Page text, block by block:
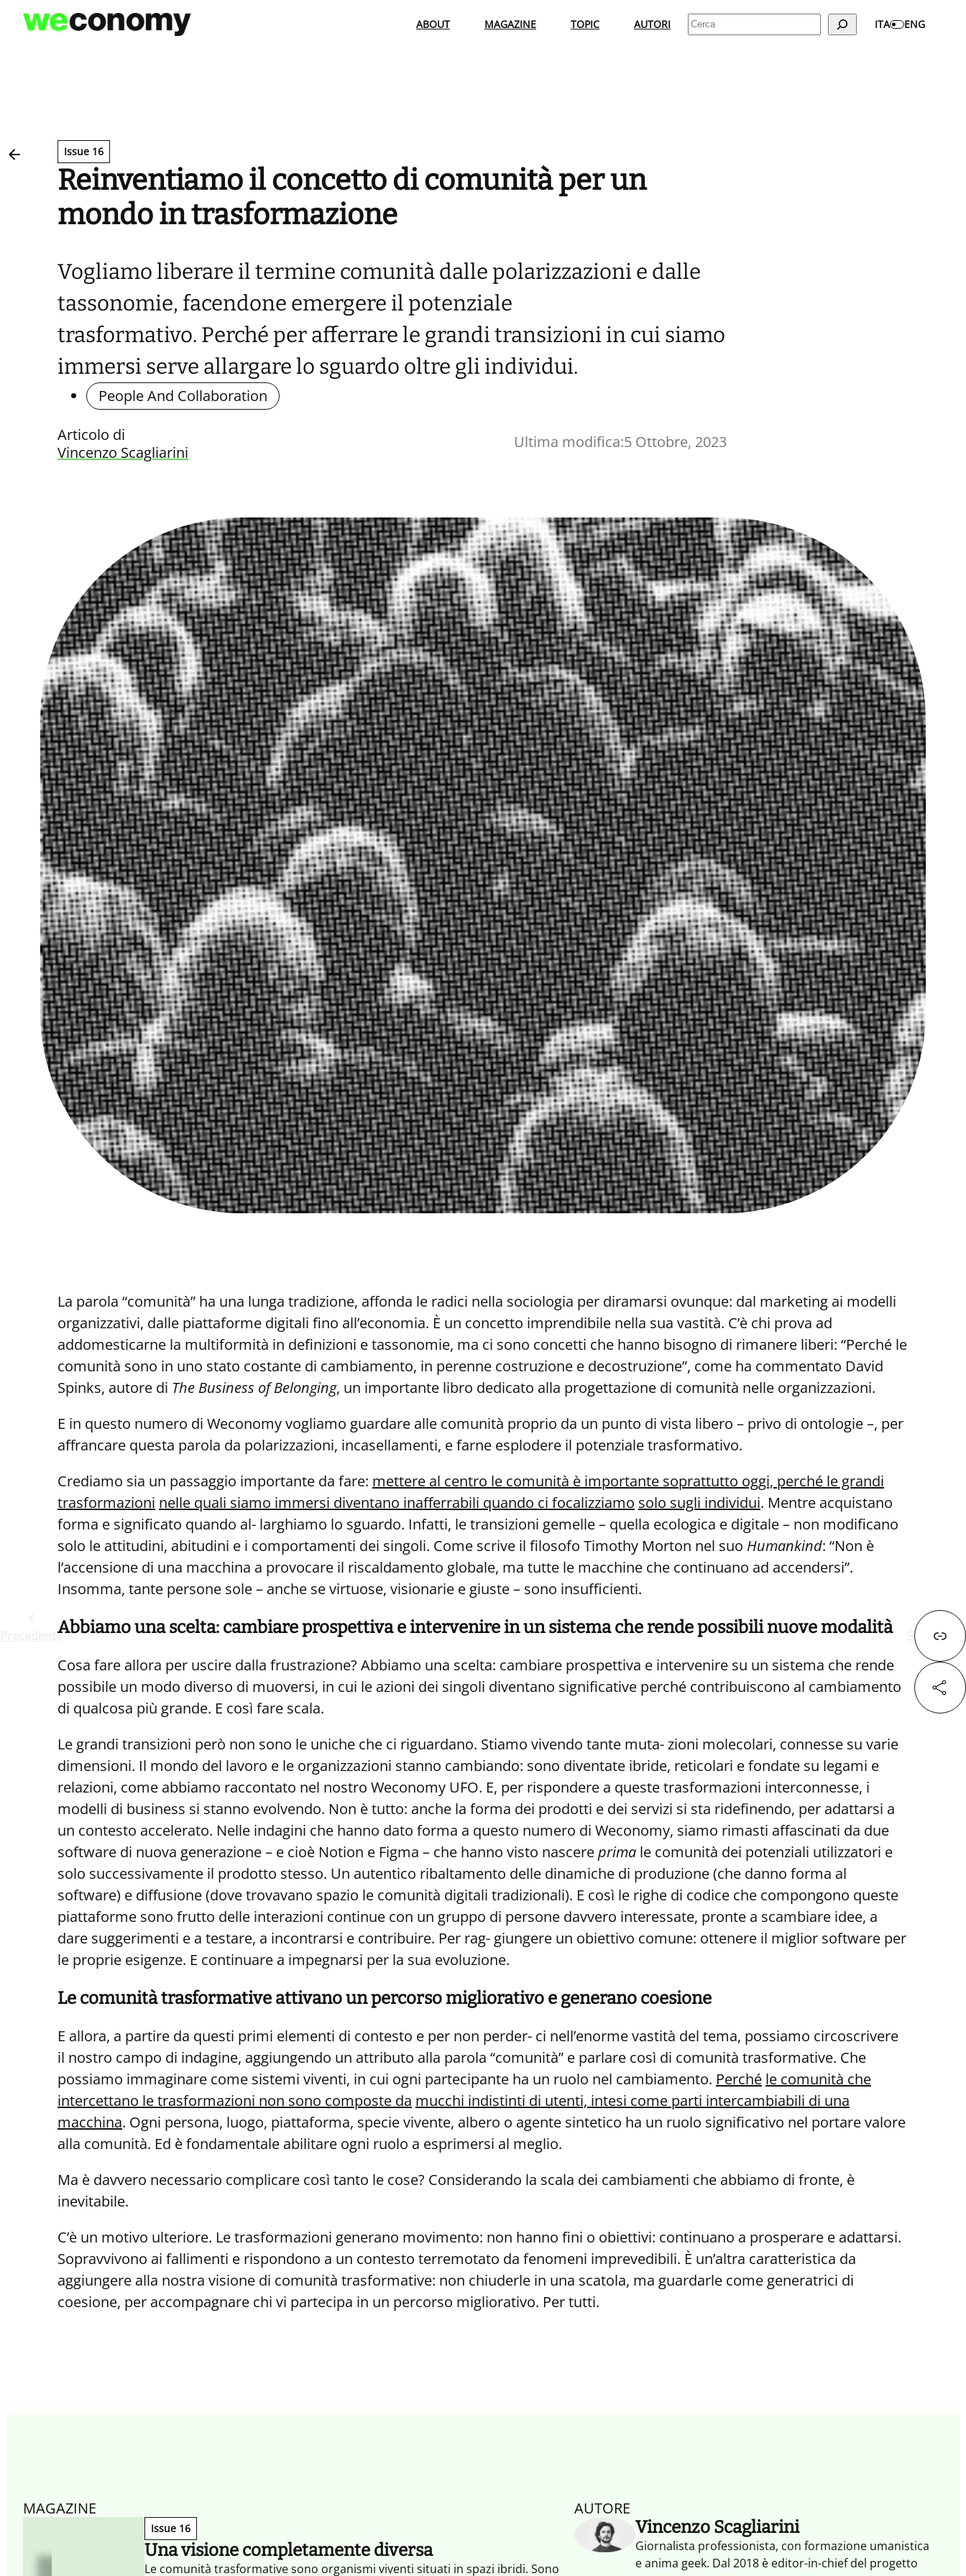
Vai
ABOUT MAGAZINE TOPIC AUTORI Cerca ITA ENG
Issue 16
Reinventiamo il concetto di comunità per un
mondo in trasformazione
Vogliamo liberare il termine comunità dalle polarizzazioni e dalle
tassonomie, facendone emergere il potenziale
trasformativo. Perché per afferrare le grandi transizioni in cui siamo
immersi serve allargare lo sguardo oltre gli individui.
People And Collaboration
Articolo di
Vincenzo Scagliarini
Ultima modifica:5 Ottobre, 2023
La parola “comunità” ha una lunga tradizione, affonda le radici nella sociologia per diramarsi ovunque: dal marketing ai modelli
organizzativi, dalle piattaforme digitali fino all’economia. È un concetto imprendibile nella sua vastità. C’è chi prova ad
addomesticarne la multiformità in definizioni e tassonomie, ma ci sono concetti che hanno bisogno di rimanere liberi: “Perché le
comunità sono in uno stato costante di cambiamento, in perenne costruzione e decostruzione”, come ha commentato David
Spinks, autore di The Business of Belonging, un importante libro dedicato alla progettazione di comunità nelle organizzazioni.
E in questo numero di Weconomy vogliamo guardare alle comunità proprio da un punto di vista libero – privo di ontologie –, per
affrancare questa parola da polarizzazioni, incasellamenti, e farne esplodere il potenziale trasformativo.
Crediamo sia un passaggio importante da fare: mettere al centro le comunità è importante soprattutto oggi, perché le grandi
trasformazioni nelle quali siamo immersi diventano inafferrabili quando ci focalizziamo solo sugli individui. Mentre acquistano
forma e significato quando al- larghiamo lo sguardo. Infatti, le transizioni gemelle – quella ecologica e digitale – non modificano
solo le attitudini, abitudini e i comportamenti dei singoli. Come scrive il filosofo Timothy Morton nel suo Humankind: “Non è
l’accensione di una macchina a provocare il riscaldamento globale, ma tutte le macchine che continuano ad accendersi”.
Insomma, tante persone sole – anche se virtuose, visionarie e giuste – sono insufficienti.
Abbiamo una scelta: cambiare prospettivae intervenire in un sistema che rende possibilinuove modalità
Cosa fare allora per uscire dalla frustrazione? Abbiamo una scelta: cambiare prospettiva e intervenire su un sistema che rende
possibile un modo diverso di muoversi, in cui le azioni dei singoli diventano significative perché contribuiscono al cambiamento
di qualcosa più grande. E così fare scala.
Le grandi transizioni però non sono le uniche che ci riguardano. Stiamo vivendo tante muta- zioni molecolari, connesse su varie
dimensioni. Il mondo del lavoro e le organizzazioni stanno cambiando: sono diventate ibride, reticolari e fondate su legami e
relazioni, come abbiamo raccontato nel nostro Weconomy UFO. E, per rispondere a queste trasformazioni interconnesse, i
modelli di business si stanno evolvendo. Non è tutto: anche la forma dei prodotti e dei servizi si sta ridefinendo, per adattarsi a
un contesto accelerato. Nelle indagini che hanno dato forma a questo numero di Weconomy, siamo rimasti affascinati da due
software di nuova generazione – e cioè Notion e Figma – che hanno visto nascereprima le comunità dei potenziali utilizzatori e
solo successivamente il prodotto stesso. Un autentico ribaltamento delle dinamiche di produzione (che danno forma al
software) e diffusione (dove trovavano spazio le comunità digitali tradizionali). E così le righe di codice che compongono queste
piattaforme sono frutto delle interazioni continue con un gruppo di persone davvero interessate, pronte a scambiare idee, a
dare suggerimenti e a testare, a incontrarsi e contribuire. Per rag- giungere un obiettivo comune: ottenere il miglior software per
le proprie esigenze. E continuare a impegnarsi per la sua evoluzione.
Le comunità trasformative attivano un percorso migliorativo e generano coesione
E allora, a partire da questi primi elementi di contesto e per non perder- ci nell’enorme vastità del tema, possiamo circoscrivere
il nostro campo di indagine, aggiungendo un attributo alla parola “comunità” e parlare così di comunità trasformative. Che
possiamo immaginare come sistemi viventi, in cui ogni partecipante ha un ruolo nel cambiamento. Perché le comunità che
intercettano le trasformazioni non sono composte da mucchi indistinti di utenti, intesi come parti intercambiabili di una
macchina. Ogni persona, luogo, piattaforma, specie vivente, albero o agente sintetico ha un ruolo significativo nel portare valore
alla comunità. Ed è fondamentale abilitare ogni ruolo a esprimersi al meglio.
Ma è davvero necessario complicare così tanto le cose? Considerando la scala dei cambiamenti che abbiamo di fronte, è
inevitabile.
C’è un motivo ulteriore. Le trasformazioni generano movimento: non hanno fini o obiettivi: continuano a prosperare e adattarsi.
Sopravvivono ai fallimenti e rispondono a un contesto terremotato da fenomeni imprevedibili. È un’altra caratteristica da
aggiungere alla nostra visione di comunità trasformative: non chiuderle in una scatola, ma guardarle come generatrici di
coesione, per accompagnare chi vi partecipa in un percorso migliorativo. Per tutti.
Precedente Successivo
MAGAZINE
Issue 16
Una visione completamente diversa
Le comunità trasformative sono organismi viventi situati in spazi ibridi. Sono
AUTORE
Vincenzo Scagliarini
Giornalista professionista, con formazione umanistica
e anima geek. Dal 2018 è editor-in-chief del progetto